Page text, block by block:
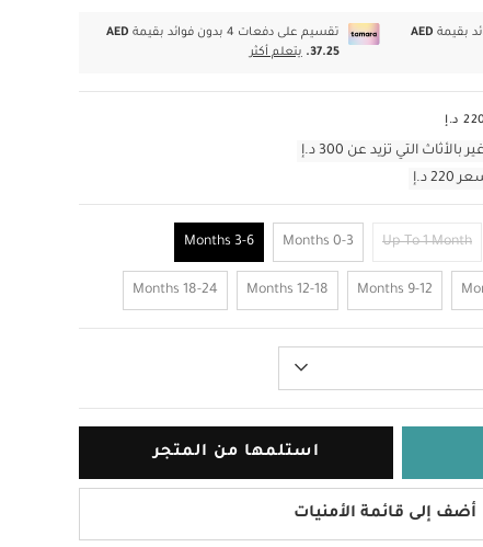
AED
تقسيم على دفعات 4 بدون فوائد بقيمة
AED
37.25.
يتعلم أكثر
التي تزيد عن 300 د.إ
Up To 1 Month
0-3 Months
3-6 Months
9-12 Months
12-18 Months
18-24 Months
استلمها من المتجر
أضف إلى قائمة الأمنيات